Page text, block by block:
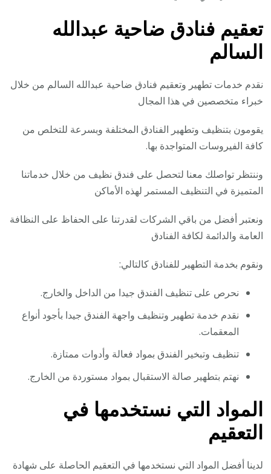
تعقيم فنادق ضاحية عبدالله
السالم
نقدم خدمات تطهير وتعقيم فنادق ضاحية عبدالله السالم من خلال
خبراء متخصصين في هذا المجال
يقومون بتنظيف وتطهير الفنادق المختلفة وبسرعة للتخلص من
كافة الفيروسات المتواجدة بها.
وننتظر تواصلك معنا لتحصل على فندق نظيف من خلال خدماتنا
المتميزة في التنظيف المستمر لهذه الأماكن
ونعتبر أفضل من باقي الشركات لقدرتنا على الحفاظ على النظافة
العامة والدائمة لكافة الفنادق
ونقوم بخدمة التطهير للفنادق كالتالي:
نحرص على تنظيف الفندق جيدا من الداخل والخارج.
نقدم خدمة تطهير وتنظيف واجهة الفندق جيدا بأجود أنواع
المعقمات.
تنظيف وتبخير الفندق بمواد فعالة وأدوات ممتازة.
نهتم بتطهير صالة الاستقبال بمواد مستوردة من الخارج.
المواد التي نستخدمها في
التعقيم
لدينا أفضل المواد التي نستخدمها في التعقيم الحاصلة على شهادة